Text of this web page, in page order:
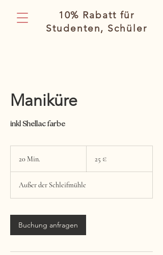
10% Rabatt für
Studenten, Schüler
Maniküre
inkl Shellac farbe
20 Min.
i
n
25 €
Außer der Schleifmühle
Buchung anfragen